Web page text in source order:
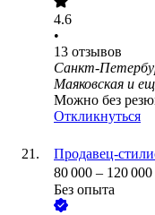
4.6
•
13 отзывов
Санкт-
Маяковская и
Можно без
Откликнуться
Продавец-
80 000 – 120 000
Без опыта